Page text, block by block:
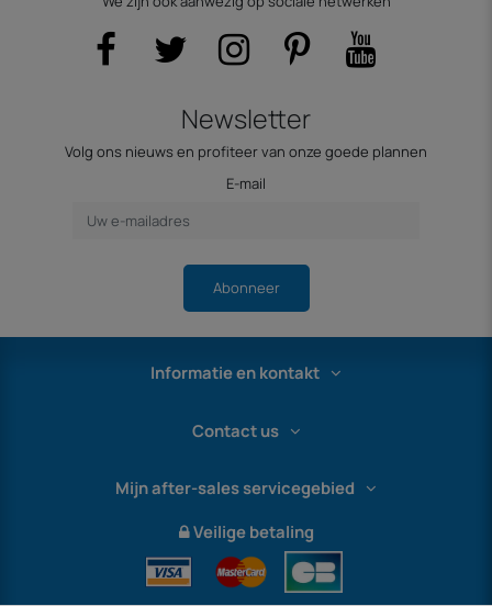
Newsletter
Volg ons nieuws en profiteer van onze goede plannen
E-mail
Abonneer
Informatie en kontakt
Contact us
Mijn after-sales servicegebied
Veilige betaling